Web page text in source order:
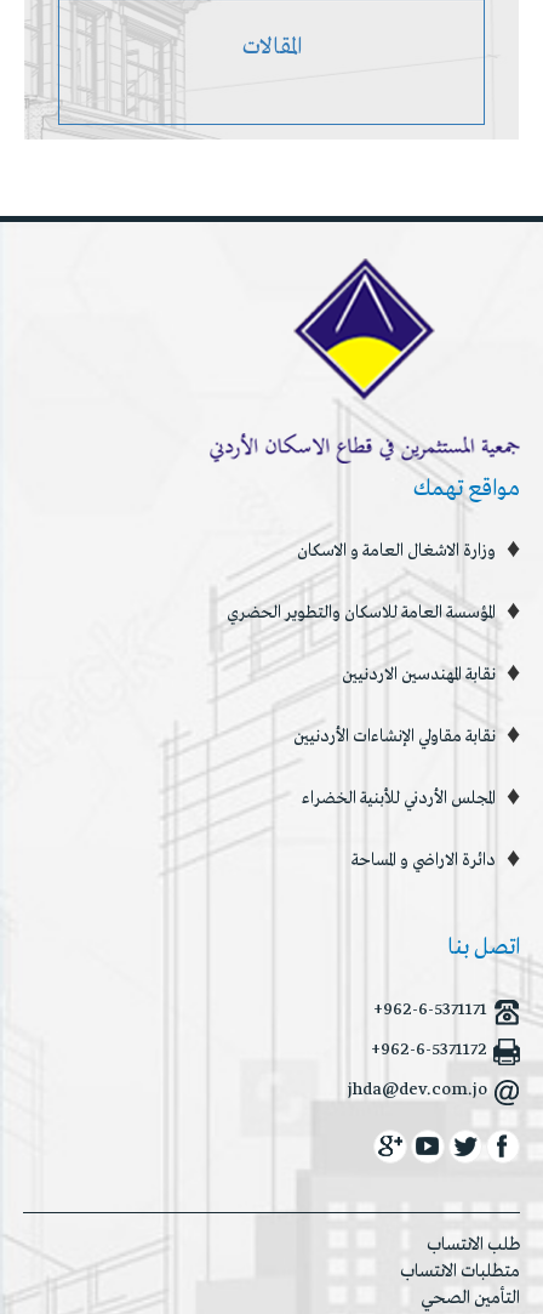
المقالات
مواقع تهمك
وزارة الاشغال العامة و الاسكان
المؤسسة العامة للاسكان والتطوير الحضري
نقابة المهندسين الاردنيين
نقابة مقاولي الإنشاءات الأردنيين
المجلس الأردني للأبنية الخضراء
دائرة الاراضي و المساحة
اتصل بنا
+962-6-5371171
+962-6-5371172
jhda@dev.com.jo
طلب الانتساب
متطلبات الانتساب
التأمين الصحي